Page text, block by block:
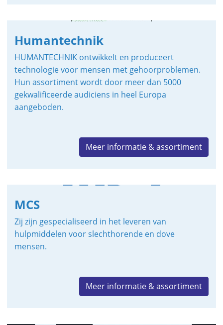
Humantechnik
HUMANTECHNIK ontwikkelt en produceert
technologie voor mensen met gehoorproblemen.
Hun assortiment wordt door meer dan 5000
gekwalificeerde audiciens in heel Europa
aangeboden.
Meer informatie & assortiment
MCS
Zij zijn gespecialiseerd in het leveren van
hulpmiddelen voor slechthorende en dove
mensen.
Meer informatie & assortiment